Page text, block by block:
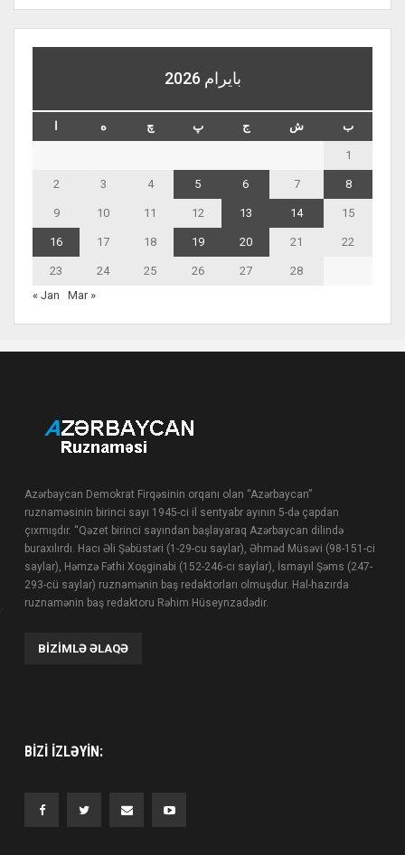
بايرام 2026
ه چ پ ج ش ب
1
2 3 4 5 6 7 8
9 10 11 12 13 14 15
16 17 18 19 20 21 22
23 24 25 26 27
28
« Jan
Mar »
Azərbaycan Demokrat Firqəsinin orqanı olan “Azərbaycan”
ruznaməsinin birinci sayı 1945-ci il sentyabr ayının 5-də çapdan
çıxmışdır. “Qəzet birinci sayından başlayaraq Azərbaycan dilində
buraxılırdı. Hacı Əli Şəbüstəri (1-29-cu saylar), Əhməd Müsəvi (98-151-ci
saylar), Həmzə Fəthi Xoşginabi (152-246-cı saylar), İsmayıl Şəms (247-
293-cü saylar) ruznamənin baş redaktorları olmuşdur. Hal-hazırda
ruznamənin baş redaktoru Rəhim Hüseynzadədir.
BIZIMLƏ ƏLAQƏ
BIZI IZLƏYIN: